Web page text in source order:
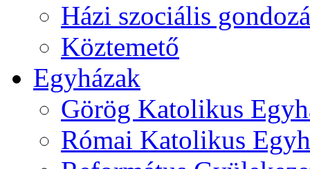
Házi szociális
Köztemető
Egyházak
Görög Katolikus
Római Katolikus